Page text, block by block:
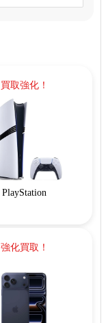
買取強化！
PlayStation
強化買取！